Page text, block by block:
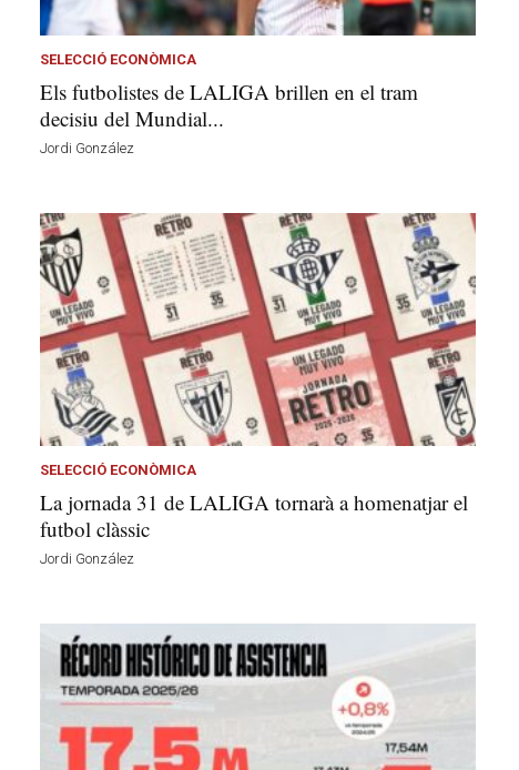
SELECCIÓ ECONÒMICA
Els futbolistes de LALIGA brillen en el tram
decisiu del Mundial...
Jordi González
SELECCIÓ ECONÒMICA
La jornada 31 de LALIGA tornarà a homenatjar el
futbol clàssic
Jordi González